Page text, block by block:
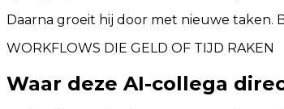
Daarna groeit hij door met nieuwe taken.
WORKFLOWS DIE GELD OF TIJD RAKEN
Waar deze AI-collega